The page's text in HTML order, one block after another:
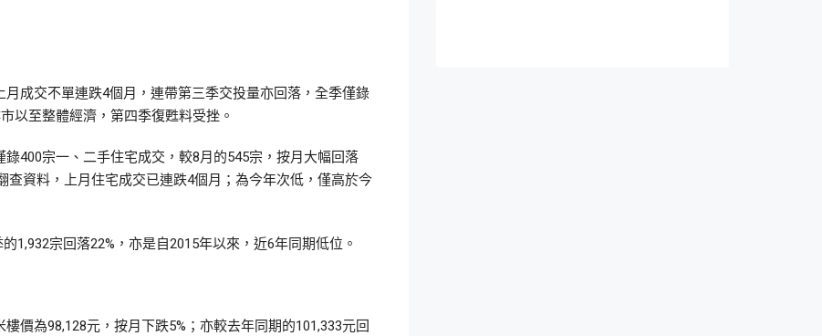
成交不單連跌4個月，連帶第三季交投量亦回落，全季僅錄
以至整體經濟，第四季復甦料受挫。
400宗一、二手住宅成交，較8月的545宗，按月大幅回落
查資料，上月住宅成交已連跌4個月；為今年次低，僅高於今
1,932宗回落22%，亦是自2015年以來，近6年同期低位。
價為98,128元，按月下跌5%；亦較去年同期的101,333元回